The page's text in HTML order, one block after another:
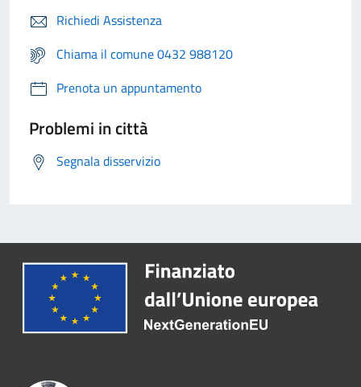
Richiedi Assistenza
Chiama il comune 0432 988120
Prenota un appuntamento
Problemi in città
Segnala disservizio